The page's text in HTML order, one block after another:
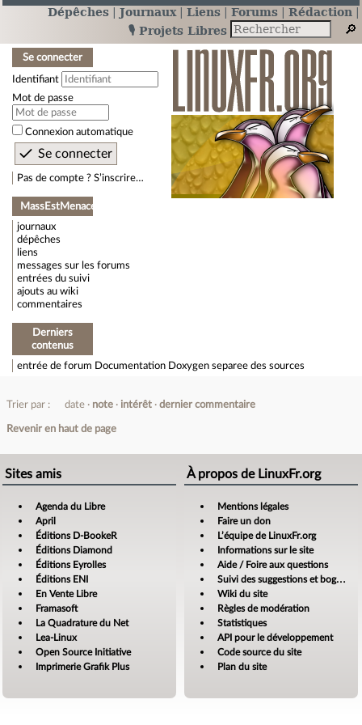
Dépêches Journaux Liens Forums
Rédaction
🎙️ Projets Libres
Se connecter
Identifiant
Mot de passe
Connexion automatique
Pas de compte ? S’inscrire…
MassEstMenace
journaux
dépêches
liens
messages sur les forums
entrées du suivi
ajouts au wiki
commentaires
Derniers
contenus
entrée de forum Documentation Doxygen separee des sources
Trier par : date note intérêt dernier commentaire
Revenir en haut de page
Sites amis
Agenda du Libre
April
Éditions D-BookeR
Éditions Diamond
Éditions Eyrolles
Éditions ENI
En Vente Libre
Framasoft
La Quadrature du Net
Lea-Linux
Open Source Initiative
Imprimerie Grafik Plus
À propos de LinuxFr.org
Mentions légales
Faire un don
L’équipe de LinuxFr.org
Informations sur le site
Aide / Foire aux questions
Suivi des suggestions et bogues
Wiki du site
Règles de modération
Statistiques
API pour le développement
Code source du site
Plan du site